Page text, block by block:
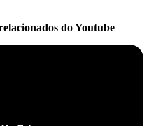
do Youtube